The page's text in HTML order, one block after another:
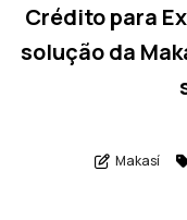
Crédito para
solução da
Makasí